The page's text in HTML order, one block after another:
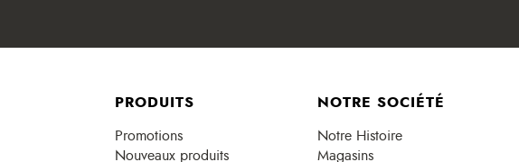
PRODUITS
Promotions
Nouveaux produits
NOTRE SOCIÉTÉ
Notre Histoire
Magasins